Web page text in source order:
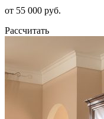
от 55 000 руб.
Рассчитать